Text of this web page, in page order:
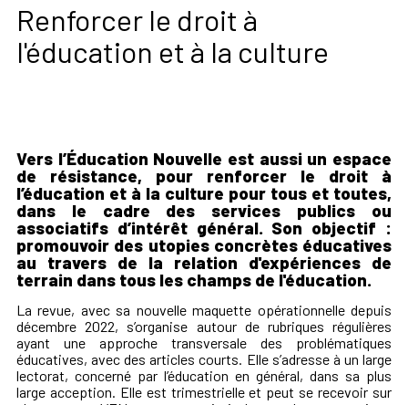
Renforcer le droit à
l'éducation et à la culture
Vers l’Éducation Nouvelle est aussi un espace
de résistance, pour renforcer le droit à
l’éducation et à la culture pour tous et toutes,
dans le cadre des services publics ou
associatifs d’intérêt général. Son objectif :
promouvoir des utopies concrètes éducatives
au travers de la relation d'expériences de
terrain dans tous les champs de l'éducation.
La revue, avec sa nouvelle maquette opérationnelle depuis
décembre 2022, s’organise autour de rubriques régulières
ayant une approche transversale des problématiques
éducatives, avec des articles courts. Elle s’adresse à un large
lectorat, concerné par l’éducation en général, dans sa plus
large acception. Elle est trimestrielle et peut se recevoir sur